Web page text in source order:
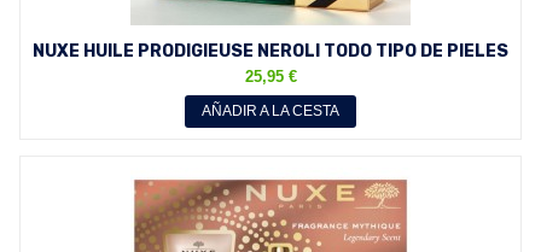
NUXE HUILE PRODIGIEUSE NEROLI TODO TIPO DE PIELES
100 ML...
25,95 €
AÑADIR A LA CESTA